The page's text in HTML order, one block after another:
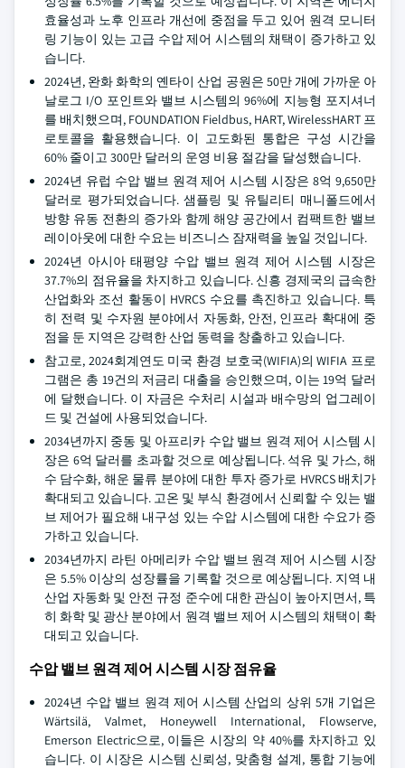
효율성과 노후 인프라 개선에 중점을 두고 있어 원격 모니터
링 기능이 있는 고급 수압 제어 시스템의 채택이 증가하고 있
습니다.
2024년, 완화 화학의 옌타이 산업 공원은 50만 개에 가까운 아
날로그 I/O 포인트와 밸브 시스템의 96%에 지능형 포지셔너
를 배치했으며, FOUNDATION Fieldbus, HART, WirelessHART 프
로토콜을 활용했습니다. 이 고도화된 통합은 구성 시간을
60% 줄이고 300만 달러의 운영 비용 절감을 달성했습니다.
2024년 유럽 수압 밸브 원격 제어 시스템 시장은 8억 9,650만
달러로 평가되었습니다. 샘플링 및 유틸리티 매니폴드에서
방향 유동 전환의 증가와 함께 해양 공간에서 컴팩트한 밸브
레이아웃에 대한 수요는 비즈니스 잠재력을 높일 것입니다.
2024년 아시아 태평양 수압 밸브 원격 제어 시스템 시장은
37.7%의 점유율을 차지하고 있습니다. 신흥 경제국의 급속한
산업화와 조선 활동이 HVRCS 수요를 촉진하고 있습니다. 특
히 전력 및 수자원 분야에서 자동화, 안전, 인프라 확대에 중
점을 둔 지역은 강력한 산업 동력을 창출하고 있습니다.
참고로, 2024회계연도 미국 환경 보호국(WIFIA)의 WIFIA 프로
그램은 총 19건의 저금리 대출을 승인했으며, 이는 19억 달러
에 달했습니다. 이 자금은 수처리 시설과 배수망의 업그레이
드 및 건설에 사용되었습니다.
2034년까지 중동 및 아프리카 수압 밸브 원격 제어 시스템 시
장은 6억 달러를 초과할 것으로 예상됩니다. 석유 및 가스, 해
수 담수화, 해운 물류 분야에 대한 투자 증가로 HVRCS 배치가
확대되고 있습니다. 고온 및 부식 환경에서 신뢰할 수 있는 밸
브 제어가 필요해 내구성 있는 수압 시스템에 대한 수요가 증
가하고 있습니다.
2034년까지 라틴 아메리카 수압 밸브 원격 제어 시스템 시장
은 5.5% 이상의 성장률을 기록할 것으로 예상됩니다. 지역 내
산업 자동화 및 안전 규정 준수에 대한 관심이 높아지면서, 특
히 화학 및 광산 분야에서 원격 밸브 제어 시스템의 채택이 확
대되고 있습니다.
수압 밸브 원격 제어 시스템 시장 점유율
2024년 수압 밸브 원격 제어 시스템 산업의 상위 5개 기업은
Wärtsilä, Valmet, Honeywell International, Flowserve,
Emerson Electric으로, 이들은 시장의 약 40%를 차지하고 있
습니다. 이 시장은 시스템 신뢰성, 맞춤형 설계, 통합 기능에